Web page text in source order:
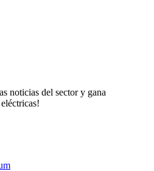
noticias del sector y gana